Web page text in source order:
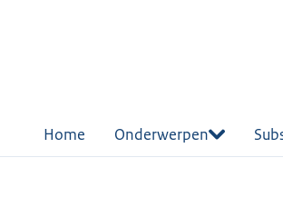
Home Onderwerpen